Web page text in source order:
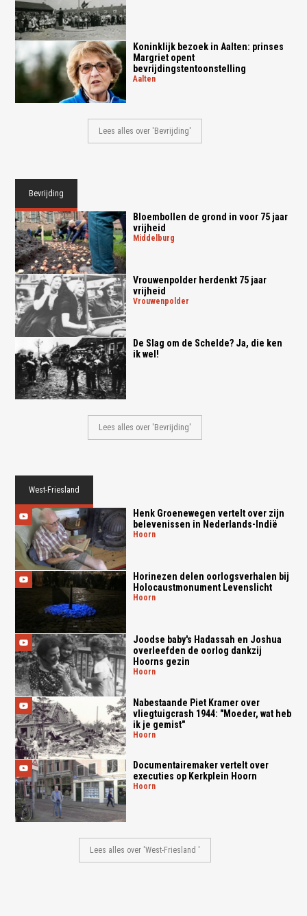
Koninklijk bezoek in Aalten: prinses
Margriet opent
bevrijdingstentoonstelling
aalten
Lees alles over 'Bevrijding'
Bevrijding
Bloembollen de grond in voor 75 jaar
vrijheid
middelburg
Vrouwenpolder herdenkt 75 jaar
vrijheid
vrouwenpolder
De Slag om de Schelde? Ja, die ken
ik wel!
Lees alles over 'Bevrijding'
West-Friesland
Henk Groenewegen vertelt over zijn
belevenissen in Nederlands-Indië
hoorn
Horinezen delen oorlogsverhalen bij
Holocaustmonument Levenslicht
hoorn
Joodse baby's Hadassah en Joshua
overleefden de oorlog dankzij
Hoorns gezin
hoorn
Nabestaande Piet Kramer over
vliegtuigcrash 1944: "Moeder, wat heb
ik je gemist"
hoorn
Documentairemaker vertelt over
executies op Kerkplein Hoorn
hoorn
Lees alles over 'West-Friesland '